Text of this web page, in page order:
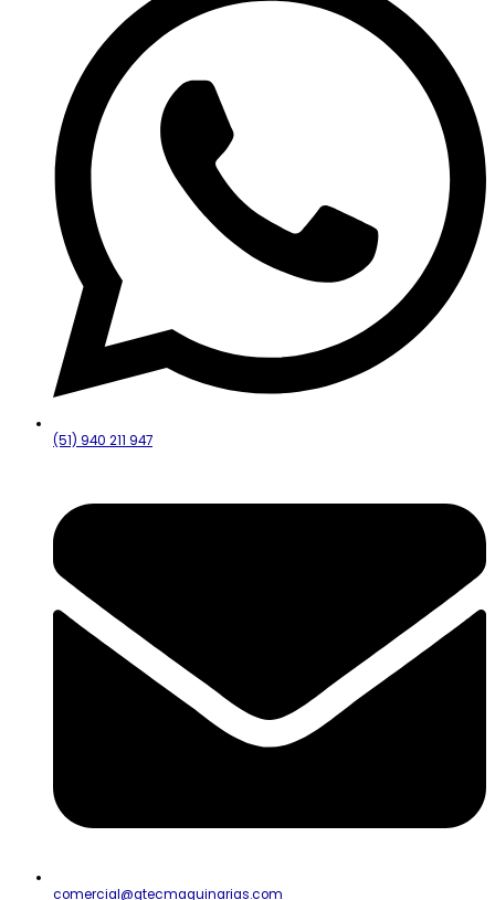
(51) 940 211 947
comercial@gtecmaquinarias.com